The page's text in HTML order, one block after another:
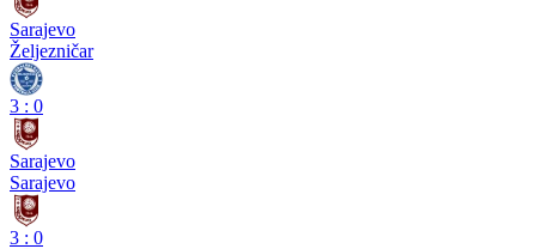
Sarajevo
Željezničar
3 : 0
Sarajevo
Sarajevo
3 : 0